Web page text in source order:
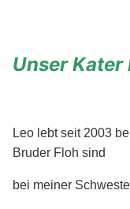
Unser Kater
Leo lebt seit 2003
Bruder Floh sind
bei meiner